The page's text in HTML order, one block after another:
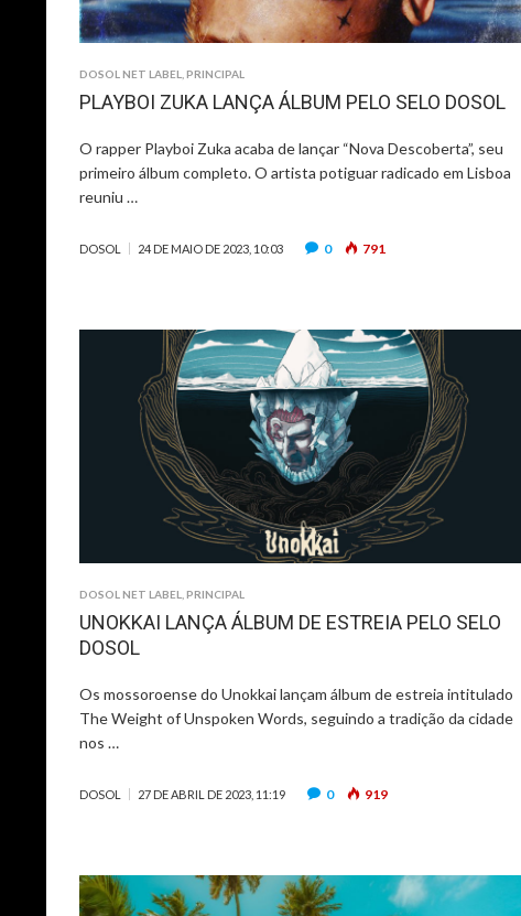
DOSOL NET LABEL PRINCIPAL
PLAYBOI ZUKA LANÇA ÁLBUM PELO SELO DOSOL
O rapper Playboi Zuka acaba de lançar “Nova Descoberta”, seu
primeiro álbum completo. O artista potiguar radicado em Lisboa
reuniu …
DOSOL 24 DE MAIO DE 2023, 10:03 0 791
DOSOL NET LABEL PRINCIPAL
UNOKKAI LANÇA ÁLBUM DE ESTREIA PELO SELO
DOSOL
Os mossoroense do Unokkai lançam álbum de estreia intitulado
The Weight of Unspoken Words, seguindo a tradição da cidade
nos …
DOSOL 27 DE ABRIL DE 2023, 11:19 0 919